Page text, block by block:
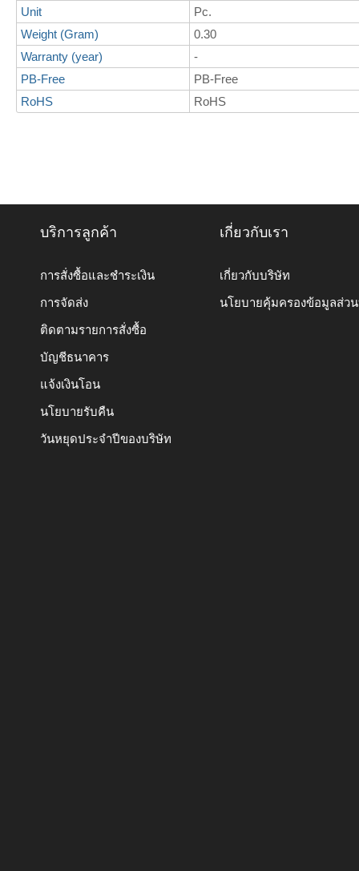
Unit
Pc.
Weight (Gram)
0.30
Warranty (year)
-
PB-Free
PB-Free
RoHS
RoHS
บริการลูกค้า
การสั่งซื้อและชำระเงิน
การจัดส่ง
ติดตามรายการสั่งซื้อ
บัญชีธนาคาร
แจ้งเงินโอน
นโยบายรับคืน
วันหยุดประจำปีของบริษัท
เกี่ยวกับเรา
เกี่ยวกับบริษัท
นโยบายคุ้มครองข้อมูลส่ว